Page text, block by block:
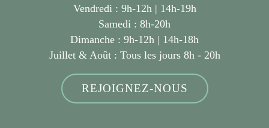
Vendredi : 9h-12h | 14h-19h
Samedi : 8h-20h
Dimanche : 9h-12h | 14h-18h
Juillet & Août : Tous les jours 8h - 20h
REJOIGNEZ-NOUS